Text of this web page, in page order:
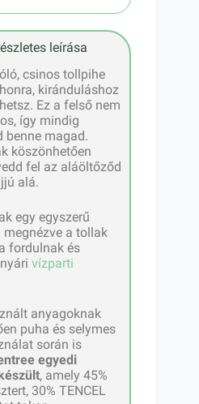
leírása
csinos tollpihe
kiránduláshoz
Ez a felső nem
így mindig
benne magad.
köszönhetően
fel az aláöltőződ
alá.
egy egyszerű
a tollak
fordulnak és
vízparti
anyagoknak
puha és selymes
során is
egyedi
, amely 45%
30% TENCEL